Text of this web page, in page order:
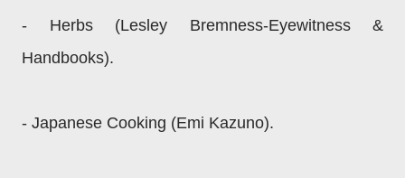
- Herbs (Lesley Bremness-Eyewitness &
Handbooks).
- Japanese Cooking (Emi Kazuno).